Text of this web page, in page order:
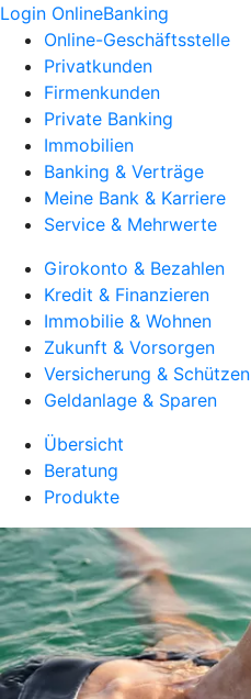
Login OnlineBanking
Online-Geschäftsstelle
Privatkunden
Firmenkunden
Private Banking
Immobilien
Banking & Verträge
Meine Bank & Karriere
Service & Mehrwerte
Girokonto & Bezahlen
Kredit & Finanzieren
Immobilie & Wohnen
Zukunft & Vorsorgen
Versicherung & Schützen
Geldanlage & Sparen
Übersicht
Beratung
Produkte